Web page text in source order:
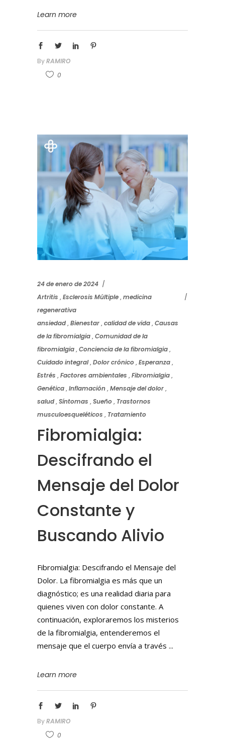
Learn more
ByRAMIRO
0
24 de enero de 2024
Artritis ,Esclerosis Múltiple,medicina
regenerativa
ansiedad,Bienestar,calidad de vida,Causas
de la fibromialgia,Comunidad de la
fibromialgia,Conciencia de la fibromialgia,
Cuidado integral,Dolor crónico,Esperanza,
Estrés ,Factores ambientales ,Fibromialgia,
Genética,Inflamación,Mensaje del dolor,
salud,Síntomas ,Sueño, Trastornos
musculoesqueléticos , Tratamiento
Fibromialgia:
Descifrando el
Mensaje del Dolor
Constante y
Buscando Alivio
Fibromialgia: Descifrando el Mensaje del
Dolor. La fibromialgia es más que un
diagnóstico; es una realidad diaria para
quienes viven con dolor constante. A
continuación, exploraremos los misterios
de la fibromialgia, entenderemos el
mensaje que el cuerpo envía a través
Learn more
ByRAMIRO
0